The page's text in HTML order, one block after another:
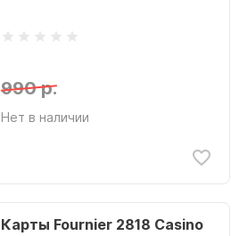
990 р.
Нет в наличии
Карты Fournier 2818 Casino